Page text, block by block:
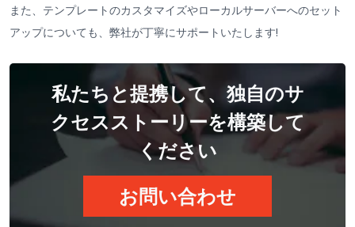
また、テンプレートのカスタマイズやローカルサーバーへのセット
アップについても、弊社が丁寧にサポートいたします!
私たちと提携して、独自のサ
クセスストーリーを構築して
ください
お問い合わせ